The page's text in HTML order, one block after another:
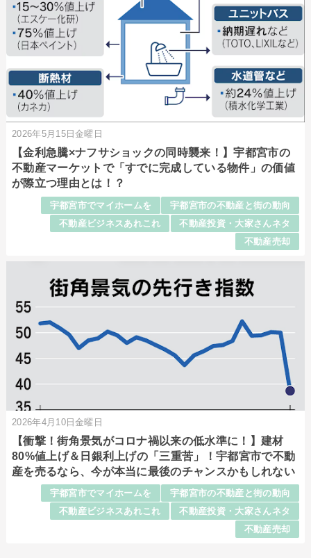
2026年5月15日金曜日
【金利急騰×ナフサショックの同時襲来！】宇都宮市の
不動産マーケットで「すでに完成している物件」の価値
が際立つ理由とは！？
宇都宮市でマイホームを
宇都宮市の不動産と街の動向
不動産ビジネスあれこれ
不動産投資・大家さんネタ
不動産売却
2026年4月10日金曜日
【衝撃！街角景気がコロナ禍以来の低水準に！】建材
80%値上げ＆日銀利上げの「三重苦」！宇都宮市で不動
産を売るなら、今が本当に最後のチャンスかもしれない
宇都宮市でマイホームを
宇都宮市の不動産と街の動向
不動産ビジネスあれこれ
不動産投資・大家さんネタ
不動産売却